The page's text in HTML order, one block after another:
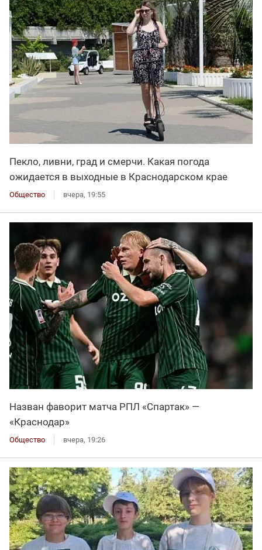
Пекло, ливни, град и смерчи. Какая погода
ожидается в выходные в Краснодарском крае
Общество вчера, 19:55
Назван фаворит матча РПЛ «Спартак» —
«Краснодар»
Общество вчера, 19:26